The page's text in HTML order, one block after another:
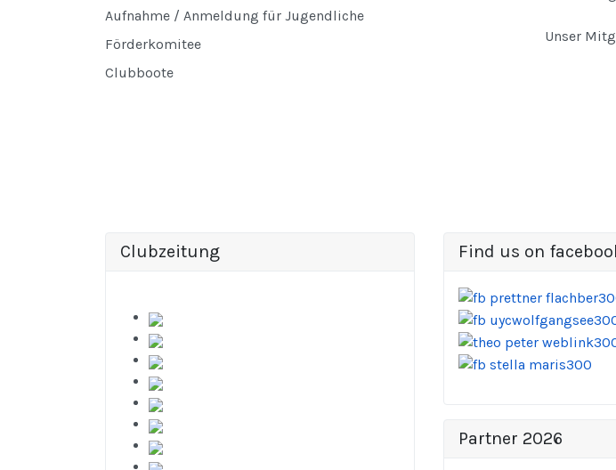
Unser
Aufnahme / Anmeldung für Jugendliche
Förderkomitee
Clubboote
Clubzeitung Find us on
Partner 2026